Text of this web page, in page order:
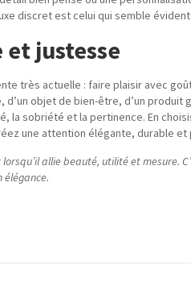
discret est celui qui semble
justesse
très actuelle : faire plaisir avec
d’un objet de bien-être, d’un produit
la sobriété et la pertinence. En
une attention élégante, durable
allie beauté, utilité et mesure.
élégance.